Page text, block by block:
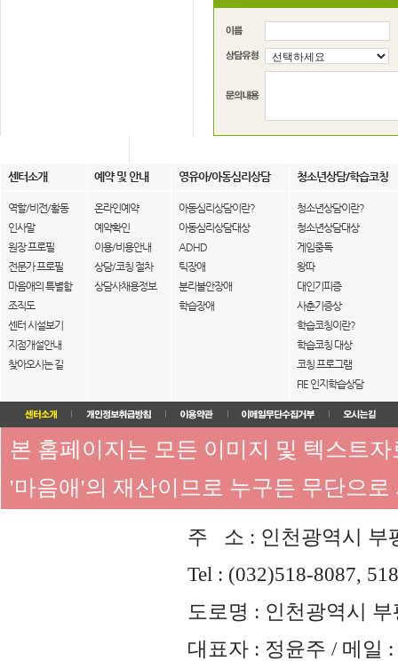
센터소개 예약 및 안내 영유아/아동심리상담 청소년상담/학습코칭
역할/비전/활동
인사말
원장 프로필
전문가 프로필
마음애의 특별함
조직도
센터 시설보기
지점개설안내
찾아오시는 길
온라인예약
예약확인
이용/비용안내
상담/코칭 절차
상담사채용정보
아동심리상담이란?
아동심리상담대상
ADHD
틱장애
분리불안장애
학습장애
청소년상담이란?
청소년상담대상
게임중독
왕따
대인기피증
사춘기증상
학습코칭이란?
학습코칭 대상
코칭 프로그램
FIE 인지학습상담
본 홈페이지는 모든 이미지 및 텍스트
'마음애'의 재산이므로 누구든 무단으
주 소 : 인천광역시 부
Tel : (032)518-8087,
도로명 : 인천광역시
대표자 : 정윤주 / 메일 :